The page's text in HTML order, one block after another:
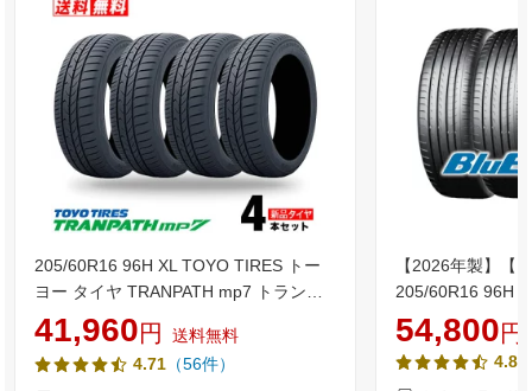
205/60R16 96H XL TOYO TIRES トー
ヨー タイヤ TRANPATH mp7 トランパ
ス MP7 夏 サマータイヤ 単品4本セット
単品4本価格 《送料無料》【取付対象】
41,960円
送料無料
4.71 （56件）
【2026年製】【
205/60R16 96H
限定クーポン!!】
インチ サマータ
タイヤ
54,800円
4.85